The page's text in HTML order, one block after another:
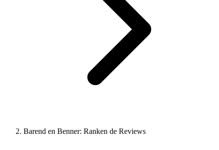
Barend en Benner: Ranken de Reviews